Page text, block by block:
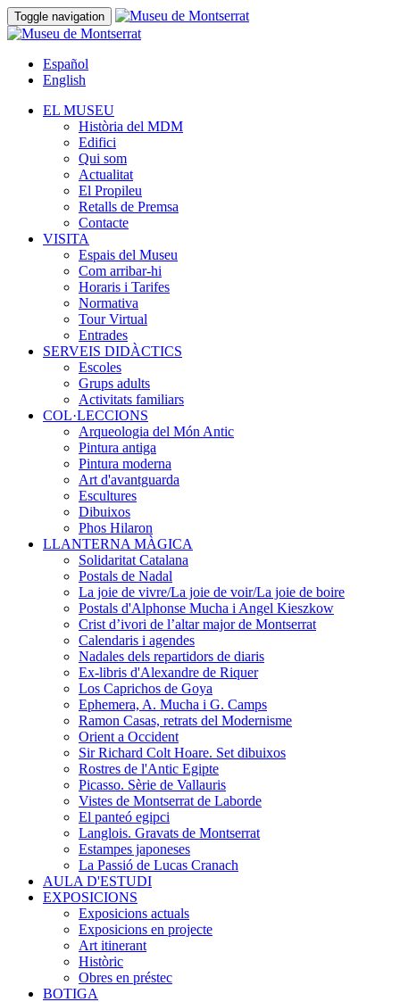
Toggle navigation
Español
English
EL MUSEU
Història del MDM
Edifici
Qui som
Actualitat
El Propileu
Retalls de Premsa
Contacte
VISITA
Espais del Museu
Com arribar-hi
Horaris i Tarifes
Normativa
Tour Virtual
Entrades
SERVEIS DIDÀCTICS
Escoles
Grups adults
Activitats familiars
COL·LECCIONS
Arqueologia del Món Antic
Pintura antiga
Pintura moderna
Art d'avantguarda
Escultures
Dibuixos
Phos Hilaron
LLANTERNA MÀGICA
Solidaritat Catalana
Postals de Nadal
La joie de vivre/La joie de voir/La joie de boire
Postals d'Alphonse Mucha i Angel Kieszkow
Crist d’ivori de l’altar major de Montserrat
Calendaris i agendes
Nadales dels repartidors de diaris
Ex-libris d'Alexandre de Riquer
Los Caprichos de Goya
Ephemera, A. Mucha i G. Camps
Ramon Casas, retrats del Modernisme
Orient a Occident
Sir Richard Colt Hoare. Set dibuixos
Rostres de l'Antic Egipte
Picasso. Sèrie de Vallauris
Vistes de Montserrat de Laborde
El panteó egipci
Langlois. Gravats de Montserrat
Estampes japoneses
La Passió de Lucas Cranach
AULA D'ESTUDI
EXPOSICIONS
Exposicions actuals
Exposicions en projecte
Art itinerant
Històric
Obres en préstec
BOTIGA